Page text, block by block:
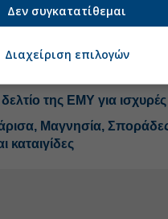
έως 9 μποφόρ για 48
από 100.000 κεραυνοί,
της ΕΜΥ για ισχυρές
Μαγνησία,
καταιγίδες
Δεν συγκατατίθεμαι
Διαχείριση επιλογών